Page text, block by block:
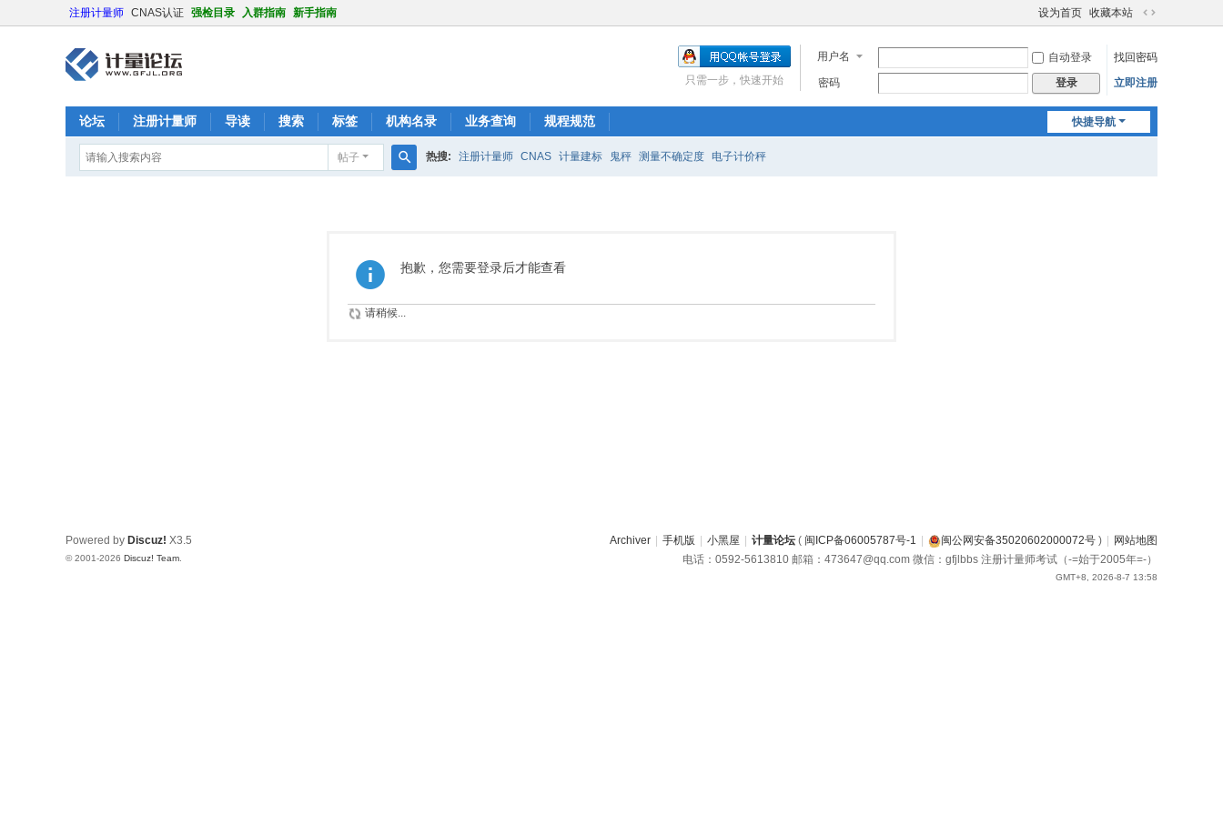
注册计量师 CNAS认证 强检目录 入群指南 新手指南 设为首页 收藏本站
切
到
宽
用户名 自动登录
找回密码
密码
登录 立即注册
只需一步，快速开始
快捷导航
论坛 注册计量师 导读 搜索 标签 机构名录 业务查询 规程规范
帖子 热搜: 注册计量师 CNAS 计量建标 鬼秤 测量不确定度 电子计价秤
抱歉，您需要登录后才能查看
请稍候...
Archiver 手机版 小黑屋 计量论坛 ( 闽ICP备06005787号-1 闽公网安备35020602000072号 )
网站地图
电话：0592-5613810 邮箱：473647@qq.com 微信：gfjlbbs 注册计量师考试（-=始于2005年=-）
GMT+8, 2026-8-7 13:58
Powered by Discuz! X3.5
© 2001-2026 Discuz! Team